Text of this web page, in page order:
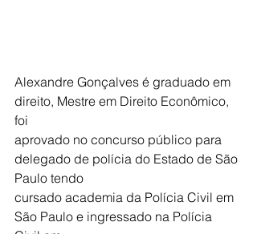
Alexandre Gonçalves é graduado em
direito, Mestre em Direito Econômico,
foi
aprovado no concurso público para
delegado de polícia do Estado de São
Paulo tendo
cursado academia da Polícia Civil em
São Paulo e ingressado na Polícia